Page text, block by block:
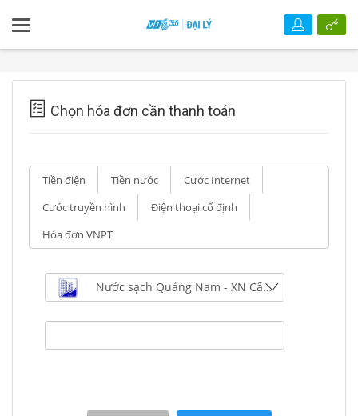
Chọn hóa đơn cần thanh toán
Tiền điện Tiền nước
Cước Internet
Cước truyền hình
Điện thoại cố định
Hóa đơn VNPT